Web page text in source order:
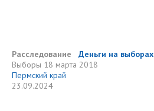
Расследование
Деньги на выборах
Выборы 18 марта 2018
Пермский край
23.09.2024